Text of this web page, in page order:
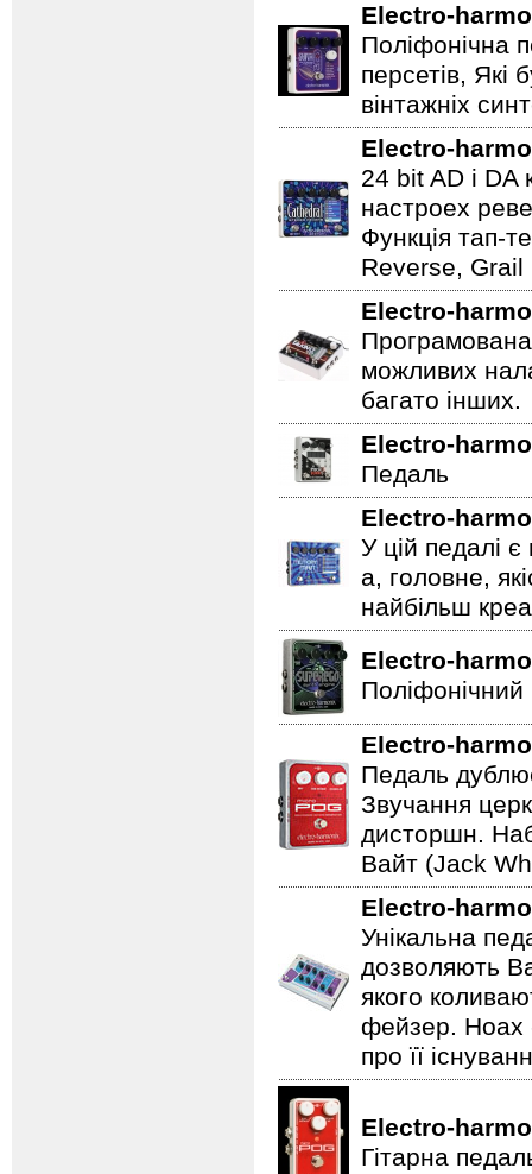
Electro-
Поліфонічна
персетів, Які
вінтажніх
Electro-
24 bit AD і
настроех
Функція тап-
Reverse, Grail
Electro-
можливих
багато інших.
Electro-
Педаль
Electro-
У цій педалі
а, головне,
найбільш
Electro-
Поліфонічний
Electro-
Педаль
Звучання
дисторшн.
Вайт (Jack
Electro-
Унікальна
дозволяють
якого
фейзер. Hoax
про її
Electro-
Гітарна